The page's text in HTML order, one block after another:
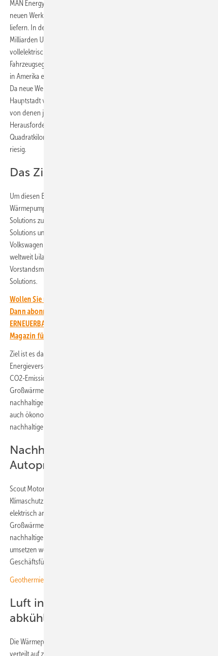
MAN Energy Solutions wird eine große Wärmepumpenanlage im
neuen Werk von Scout Motors im US-Bundesstaat South Carolina
liefern. In dem Werk, in das der Volkswagen-Konzern mehrere
Milliarden US-Dollar investiert, soll in Zukunft die nächste Generation
vollelektrischer Pickup-Trucks und SUV produziert werden. In diesem
Fahrzeugsegment war Scout schon in den 1960er bis 1980er Jahren
in Amerika erfolgreich.
Da neue Werk steht in Blythewood, einem Vorort von Columbia, der
Hauptstadt von South Carolina. Hier entstehen Produktionsbänder,
von denen jedes Jahr über 200.000 Elektrofahrzeugen laufen. Eine
Herausforderung ist die Beheizung und vor allem die Kühlung der elf
Quadratkilometer großen Produktionsstätte. Denn der Bedarf ist
riesig.
Das Ziel: Klimaneutral bis 2040
Um diesen Bedarf zu decken, hat sich der Bauherr entschlossen, ein
Wärmepumpensystem mit zwei Kompressoren von MAN Energy
Solutions zu installieren. „Die Kooperation zwischen MAN Energy
Solutions und Scout Motors bekräftigt das Engagement des
Volkswagen Konzerns, bis 2040 an allen Produktionsstandorten
weltweit bilanziell klimaneutral zu sein“, erklärt Gunnar Kilian,
Vorstandsmitglied von Volkswagen und Aufsichtsrat bei MAN Energy
Solutions.
Wollen Sie über die Energiewende auf dem Laufenden bleiben?
Dann abonnieren Sie einfach den kostenlosen Newsletter von
ERNEUERBARE ENERGIEN – dem größten verbandsunabhängigen
Magazin für erneuerbare Energien in Deutschland!
Ziel ist es dabei, im Vergleich zu 2018 allein durch die Umstellung der
Energieversorgung und Energieeffizienzmaßnahmen 90 Prozent der
CO2-Emissionen einzusparen. „Durch die Investition in die
Großwärmepumpe setzen beide Unternehmen ein Zeichen für eine
nachhaltige Zukunft, da Wärmepumpen sowohl aus ökologischer als
auch ökonomischer Sicht einen wesentlichen Beitrag zu einer
nachhaltigen Energieversorgung leisten“, sagt Gunnar Kilian.
Nachhaltige Maßnahme für die
Autoproduktion
Scout Motors wiederum will seine Produktion von vorn herein auf
Klimaschutz trimmen – nicht nur mit der Entscheidung, ausschließlich
elektrisch angetriebene Fahrzeuge herzustellen. „Die Installation von
Großwärmepumpen in unserem Produktionswerk ist eine von vielen
nachhaltigen Maßnahmen, die wir in den kommenden Jahren
umsetzen werden“, betont Scott Keogh, Präsident und
Geschäftsführer von Scout Motors.
Geothermie im urbanen Raum sorgt für stabile Energiekosten
Luft in fünf Stufen erwärmen oder
abkühlen
Die Wärmepumpe liefert eine Leistung von insgesamt 25 Megawatt –
verteilt auf zwei fünfstufige RH71-Kompressor. Diese haben jeweils